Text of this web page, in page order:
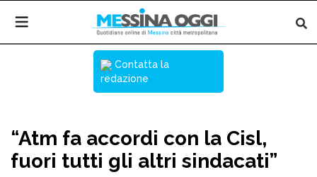
Contatta la
redazione
“Atm fa accordi con la Cisl,
fuori tutti gli altri sindacati”